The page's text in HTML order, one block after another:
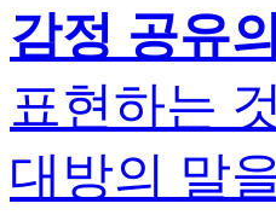
감정 공유
표현하는
대방의 말